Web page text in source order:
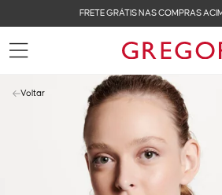
FRETE GRÁTIS NAS COMPRAS
Voltar